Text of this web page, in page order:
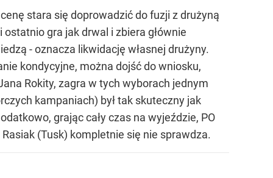
stara się doprowadzić do fuzji z drużyną
gra jak drwal i zbiera głównie
- oznacza likwidację własnej drużyny.
kondycyjne, można dojść do wniosku,
Rokity, zagra w tych wyborach jednym
kampaniach) był tak skuteczny jak
grając cały czas na wyjeździe, PO
(Tusk) kompletnie się nie sprawdza.